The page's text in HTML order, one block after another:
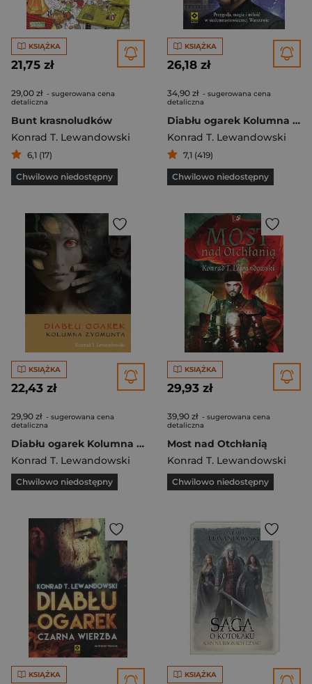
KSIĄŻKA
21,75 zł
29,00 zł - sugerowana cena
detaliczna
Bunt krasnoludków
Konrad T. Lewandowski
6,1 (17)
Chwilowo niedostępny
KSIĄŻKA
26,18 zł
34,90 zł - sugerowana cena
detaliczna
Diabłu ogarek Kolumna Zygmunta
Konrad T. Lewandowski
7,1 (419)
Chwilowo niedostępny
KSIĄŻKA
22,43 zł
29,90 zł - sugerowana cena
detaliczna
Diabłu ogarek Kolumna Zygmunta
Konrad T. Lewandowski
Chwilowo niedostępny
KSIĄŻKA
29,93 zł
39,90 zł - sugerowana cena
detaliczna
Most nad Otchłanią
Konrad T. Lewandowski
Chwilowo niedostępny
KSIĄŻKA KSIĄŻKA